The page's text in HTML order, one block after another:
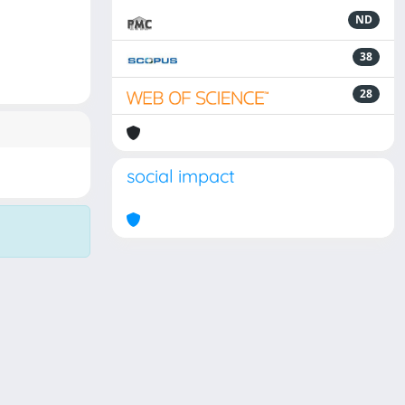
ND
38
28
social impact